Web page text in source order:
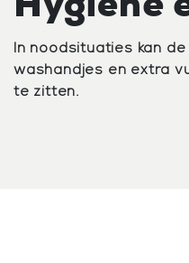
In noodsituaties kan
washandjes en extra
te zitten.